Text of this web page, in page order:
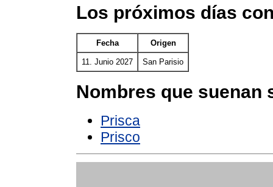
Los próximos días
Fecha Origen
11. Junio 2027 San Parisio
Nombres que suenan
Prisca
Prisco